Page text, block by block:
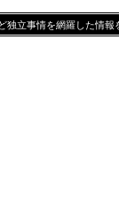
独立事情を網羅した情報